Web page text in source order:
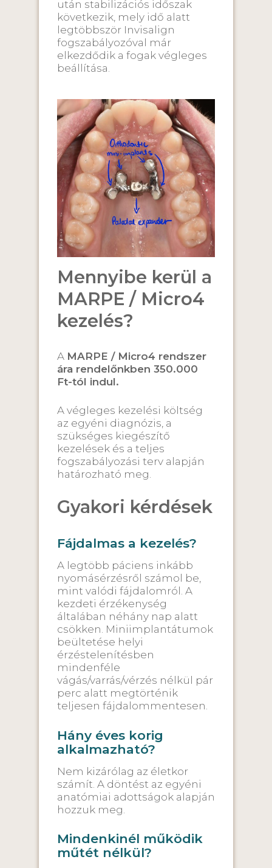
után stabilizációs időszak
következik, mely idő alatt
legtöbbször Invisalign
fogszabályozóval már
elkezdődik a fogak végleges
beállítása.
Mennyibe kerül a
MARPE / Micro4
kezelés?
A MARPE / Micro4 rendszer
ára rendelőnkben 350.000
Ft-tól indul.
A végleges kezelési költség
az egyéni diagnózis, a
szükséges kiegészítő
kezelések és a teljes
fogszabályozási terv alapján
határozható meg.
Gyakori kérdések
Fájdalmas a kezelés?
A legtöbb páciens inkább
nyomásérzésről számol be,
mint valódi fájdalomról. A
kezdeti érzékenység
általában néhány nap alatt
csökken. Miniimplantátumok
beültetése helyi
érzéstelenítésben
mindenféle
vágás/varrás/vérzés nélkül pár
perc alatt megtörténik
teljesen fájdalommentesen.
Hány éves korig
alkalmazható?
Nem kizárólag az életkor
számít. A döntést az egyéni
anatómiai adottságok alapján
hozzuk meg.
Mindenkinél működik
műtét nélkül?